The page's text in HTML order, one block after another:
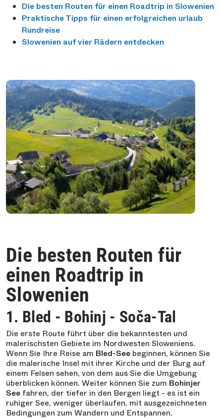
Die besten Routen für einen Roadtrip in Slowenien
Praktische Tipps für einen erfolgreichen urlaub
Rundreise
Slowenien auf vier Rädern entdecken
Die besten Routen für
einen Roadtrip in
Slowenien
1. Bled - Bohinj - Soča-Tal
Die erste Route führt über die bekanntesten und
malerischsten Gebiete im Nordwesten Sloweniens.
Wenn Sie Ihre Reise am Bled-See beginnen, können Sie
die malerische Insel mit ihrer Kirche und der Burg auf
einem Felsen sehen, von dem aus Sie die Umgebung
überblicken können. Weiter können Sie zum Bohinjer
See fahren, der tiefer in den Bergen liegt - es ist ein
ruhiger See, weniger überlaufen, mit ausgezeichneten
Bedingungen zum Wandern und Entspannen.